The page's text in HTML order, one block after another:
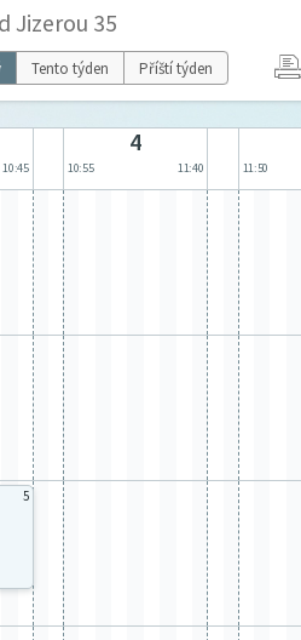
Jizerou 35
Tento týden Příští týden
10:45
4
10:55 11:40 11:50
5